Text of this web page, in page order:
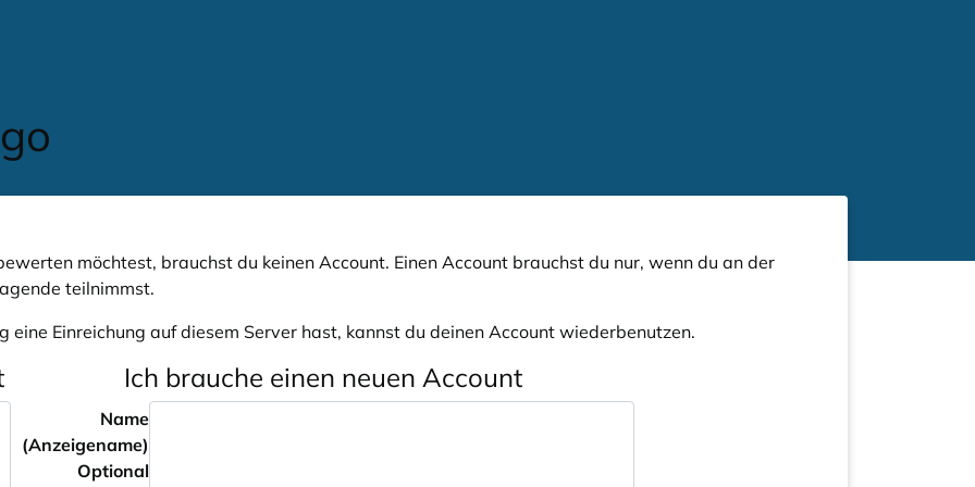
möchtest, brauchst du keinen Account. Einen Account brauchst du nur, wenn du an der
teilnimmst.
eine Einreichung auf diesem Server hast, kannst du deinen Account wiederbenutzen.
Ich brauche einen neuen Account
Name
(Anzeigename)
Optional